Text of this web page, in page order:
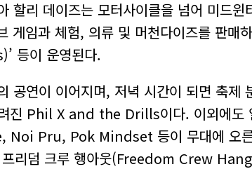
리 데이즈는 모터사이클을 넘어 미드
임과 체험, 의류 및 머천다이즈를 판매
등이 운영된다.
연이 이어지며, 저녁 시간이 되면 축제
Phil X and the Drills이다. 이외에도
Pru, Pok Mindset 등이 무대에 오
리덤 크루 행아웃(Freedom Crew